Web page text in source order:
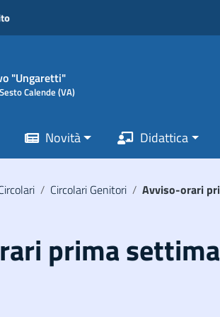
"Ungaretti"
Calende (VA)
Novità Didattica
/ Circolari Genitori / Avviso-orari
prima